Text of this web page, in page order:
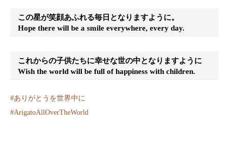
この星が笑顔あふれる毎日となりますように。
Hope there will be a smile everywhere, every day.
これからの子供たちに幸せな世の中となりますように
Wish the world will be full of happiness with children.
#ありがとうを世界中に
#ArigatoAllOverTheWorld